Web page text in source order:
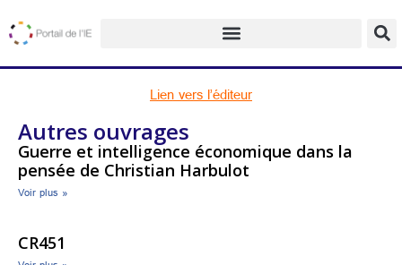
Lien vers l’éditeur
Autres ouvrages
Guerre et intelligence économique dans la
pensée de Christian Harbulot
Voir plus »
CR451